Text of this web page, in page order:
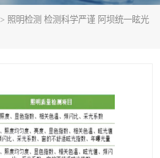
> 照明检测 检测科学严谨 阿坝统一眩光
产品检测